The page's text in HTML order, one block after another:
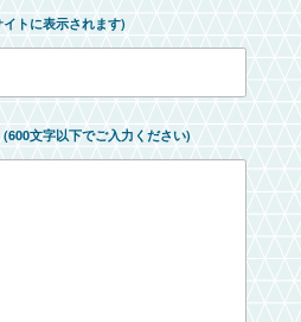
イトに表示されます)
(600文字以下でご入力ください)